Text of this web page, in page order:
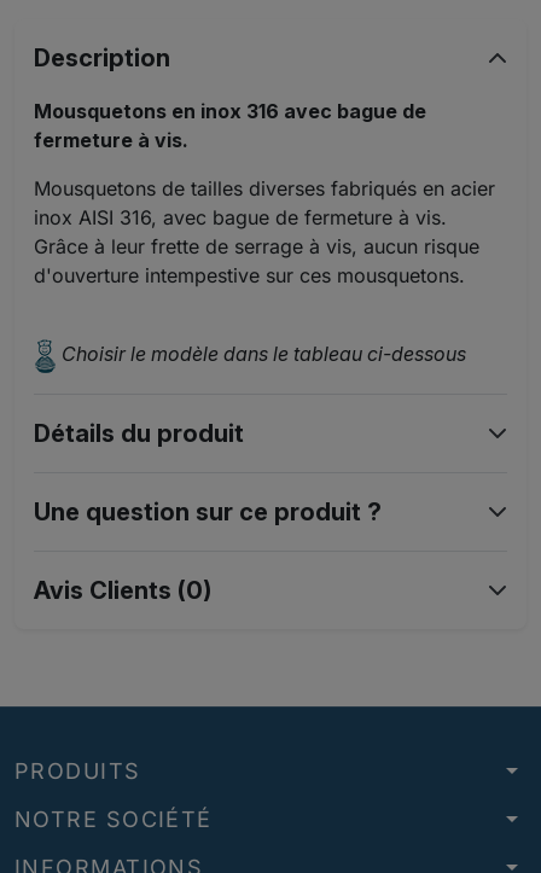
Description
Mousquetons en inox 316 avec bague de
fermeture à vis.
Mousquetons de tailles diverses fabriqués en acier
inox AISI 316, avec bague de fermeture à vis.
Grâce à leur frette de serrage à vis, aucun risque
d'ouverture intempestive sur ces mousquetons.
Choisir le modèle dans le tableau ci-dessous
Détails du produit
Une question sur ce produit ?
Avis Clients (0)
PRODUITS arrow_drop_down
NOTRE SOCIÉTÉ arrow_drop_down
INFORMATIONS
arrow_drop_down